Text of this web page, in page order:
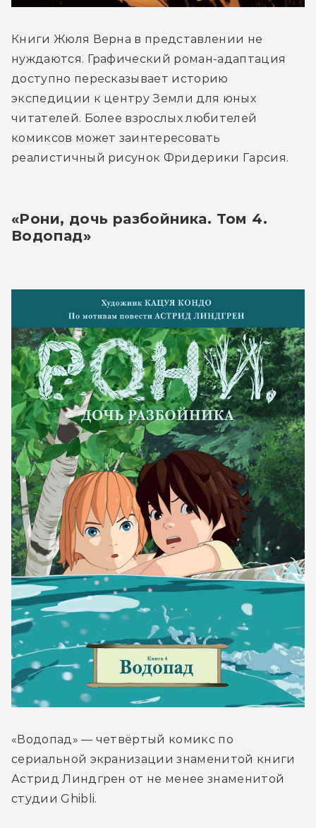
Книги Жюля Верна в представлении не
нуждаются. Графический роман-адаптация
доступно пересказывает историю
экспедиции к центру Земли для юных
читателей. Более взрослых любителей
комиксов может заинтересовать
реалистичный рисунок Фридерики Гарсия.
«Рони, дочь разбойника. Том 4.
Водопад»
«Водопад» — четвёртый комикс по
сериальной экранизации знаменитой книги
Астрид Линдгрен от не менее знаменитой
студии Ghibli.